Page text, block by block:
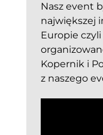
Nasz event
największej
Europie
Kopernik i
z naszego